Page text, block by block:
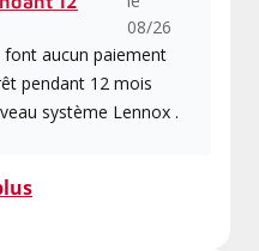
08/26
font aucun paiement
pendant 12 mois
système Lennox .